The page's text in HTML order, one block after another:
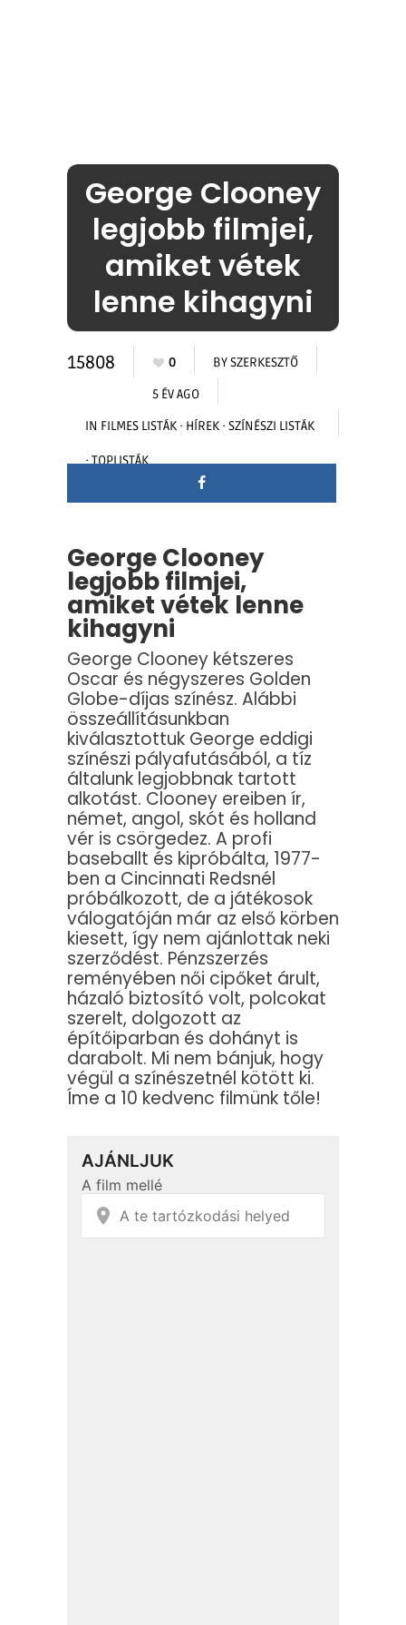
George Clooney
legjobb filmjei,
amiket vétek
lenne kihagyni
15808 0 BYSZERKESZTŐ
5 ÉV AGO
IN FILMES LISTÁK · HÍREK · SZÍNÉSZI LISTÁK
·TOPLISTÁK
George Clooney
legjobb filmjei,
amiket vétek lenne
kihagyni
George Clooney kétszeres
Oscar és négyszeres Golden
Globe-díjas színész. Alábbi
összeállításunkban
kiválasztottuk George eddigi
színészi pályafutásából, a tíz
általunk legjobbnak tartott
alkotást. Clooney ereiben ír,
német, angol, skót és holland
vér is csörgedez. A profi
baseballt és kipróbálta, 1977-
ben a Cincinnati Redsnél
próbálkozott, de a játékosok
válogatóján már az első körben
kiesett, így nem ajánlottak neki
szerződést. Pénzszerzés
reményében női cipőket árult,
házaló biztosító volt, polcokat
szerelt, dolgozott az
építőiparban és dohányt is
darabolt. Mi nem bánjuk, hogy
végül a színészetnél kötött ki.
Íme a 10 kedvenc filmünk tőle!